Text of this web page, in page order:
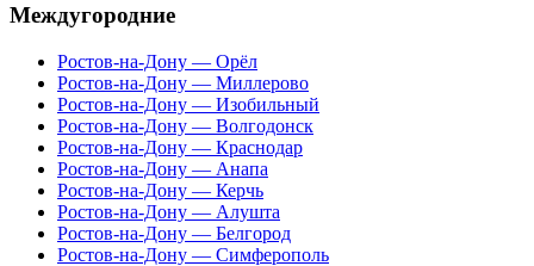
Междугородние
Ростов-на-Дону — Орёл
Ростов-на-Дону — Миллерово
Ростов-на-Дону — Изобильный
Ростов-на-Дону — Волгодонск
Ростов-на-Дону — Краснодар
Ростов-на-Дону — Анапа
Ростов-на-Дону — Керчь
Ростов-на-Дону — Алушта
Ростов-на-Дону — Белгород
Ростов-на-Дону — Симферополь